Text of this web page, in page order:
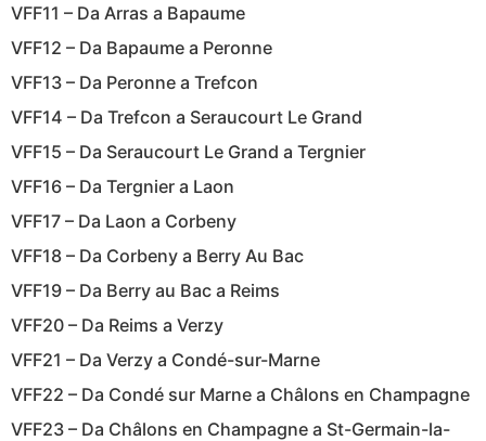
VFF11 – Da Arras a Bapaume
VFF12 – Da Bapaume a Peronne
VFF13 – Da Peronne a Trefcon
VFF14 – Da Trefcon a Seraucourt Le Grand
VFF15 – Da Seraucourt Le Grand a Tergnier
VFF16 – Da Tergnier a Laon
VFF17 – Da Laon a Corbeny
VFF18 – Da Corbeny a Berry Au Bac
VFF19 – Da Berry au Bac a Reims
VFF20 – Da Reims a Verzy
VFF21 – Da Verzy a Condé-sur-Marne
VFF22 – Da Condé sur Marne a Châlons en Champagne
VFF23 – Da Châlons en Champagne a St-Germain-la-